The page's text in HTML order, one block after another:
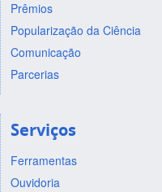
Prêmios
Popularização da Ciência
Comunicação
Parcerias
Serviços
Ferramentas
Ouvidoria